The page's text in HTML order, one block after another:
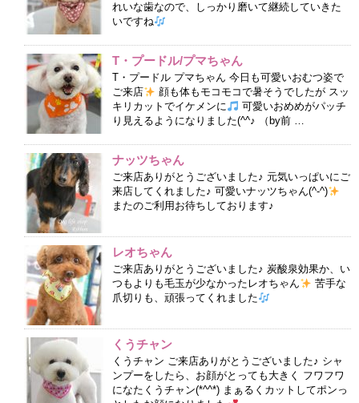
れいな歯なので、しっかり磨いて継続していきた
いですね
T・プードル/プマちゃん
T・プードル プマちゃん 今日も可愛いおむつ姿で
ご来店
顔も体もモコモコで暑そうでしたが スッ
キリカットでイケメンに
可愛いおめめがパッチ
り見えるようになりました(^^♪ （by前 …
ナッツちゃん
ご来店ありがとうございました♪ 元気いっぱいにご
来店してくれました♪ 可愛いナッツちゃん(^-^)
またのご利用お待ちしております♪
レオちゃん
ご来店ありがとうございました♪ 炭酸泉効果か、い
つもよりも毛玉が少なかったレオちゃん
苦手な
爪切りも、頑張ってくれました
くうチャン
くうチャン ご来店ありがとうございました♪ シャ
ンプーをしたら、お顔がとっても大きく フワフワ
になたくうチャン(*^^*) まぁるくカットしてポンっ